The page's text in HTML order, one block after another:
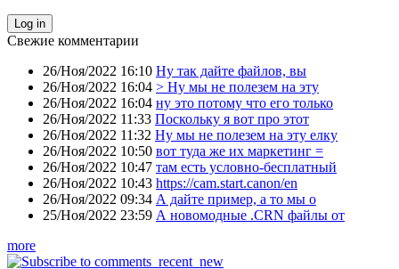
Свежие комментарии
26/Ноя/2022 16:10 Ну так дайте файлов, вы
26/Ноя/2022 16:04 > Ну мы не полезем на эту
26/Ноя/2022 16:04 ну это потому что его только
26/Ноя/2022 11:33 Поскольку я вот про этот
26/Ноя/2022 11:32 Ну мы не полезем на эту елку
26/Ноя/2022 10:50 вот туда же их маркетинг =
26/Ноя/2022 10:47 там есть условно-бесплатный
26/Ноя/2022 10:43 https://cam.start.canon/en
26/Ноя/2022 09:34 А дайте пример, а то мы о
25/Ноя/2022 23:59 А новомодные .CRN файлы от
more